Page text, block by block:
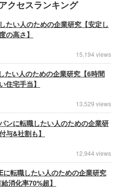
クセスランキング
たい人のための企業研究【安定し
の高さ】
15,194 views
たい人のための企業研究【6時間
住宅手当】
13,529 views
ンに転職したい人のための企業研
与&社割も】
12,944 views
に転職したい人のための企業研究
給消化率70%超】